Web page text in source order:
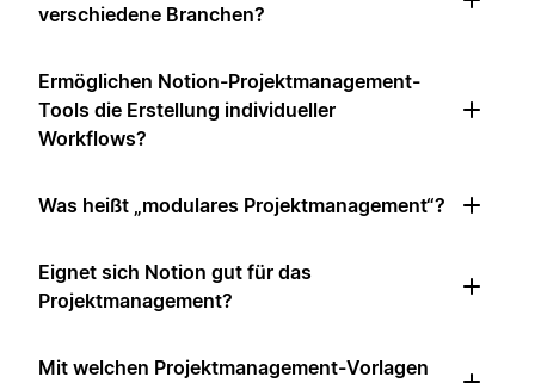
verschiedene Branchen?
Ermöglichen Notion-Projektmanagement-
Tools die Erstellung individueller
Workflows?
Was heißt „modulares Projektmanagement“?
Eignet sich Notion gut für das
Projektmanagement?
Mit welchen Projektmanagement-Vorlagen